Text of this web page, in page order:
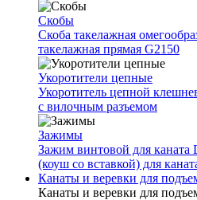
Скобы
Скоба такелажная
такелажная прямая G2150
Укоротители цепные
Укоротитель цепной
с вилочным разъемом
Зажимы
Зажим винтовой для каната
(коуш со вставкой) для
Канаты и веревки для
Канаты и веревки для